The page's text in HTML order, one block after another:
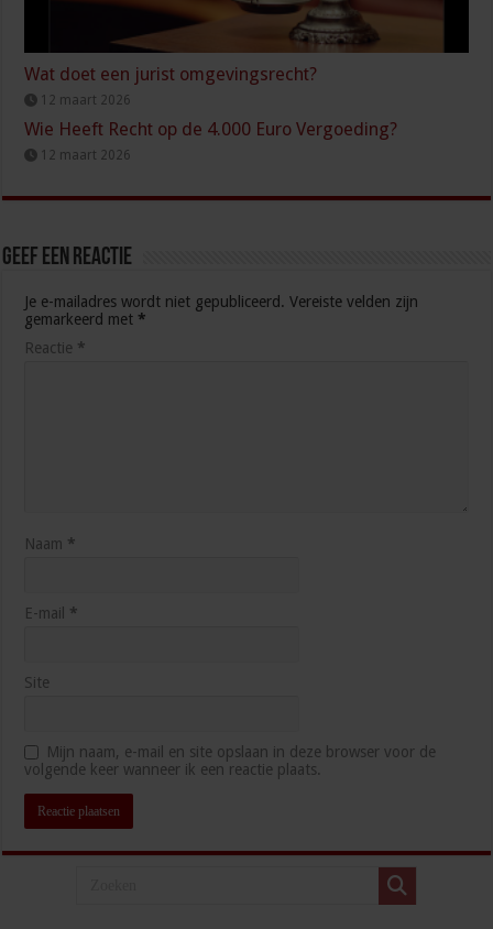
Wat doet een jurist omgevingsrecht?
12 maart 2026
Wie Heeft Recht op de 4.000 Euro Vergoeding?
12 maart 2026
Geef een reactie
Je e-mailadres wordt niet gepubliceerd. Vereiste velden zijn
gemarkeerd met *
Reactie *
Naam *
E-mail *
Site
Mijn naam, e-mail en site opslaan in deze browser voor de
volgende keer wanneer ik een reactie plaats.